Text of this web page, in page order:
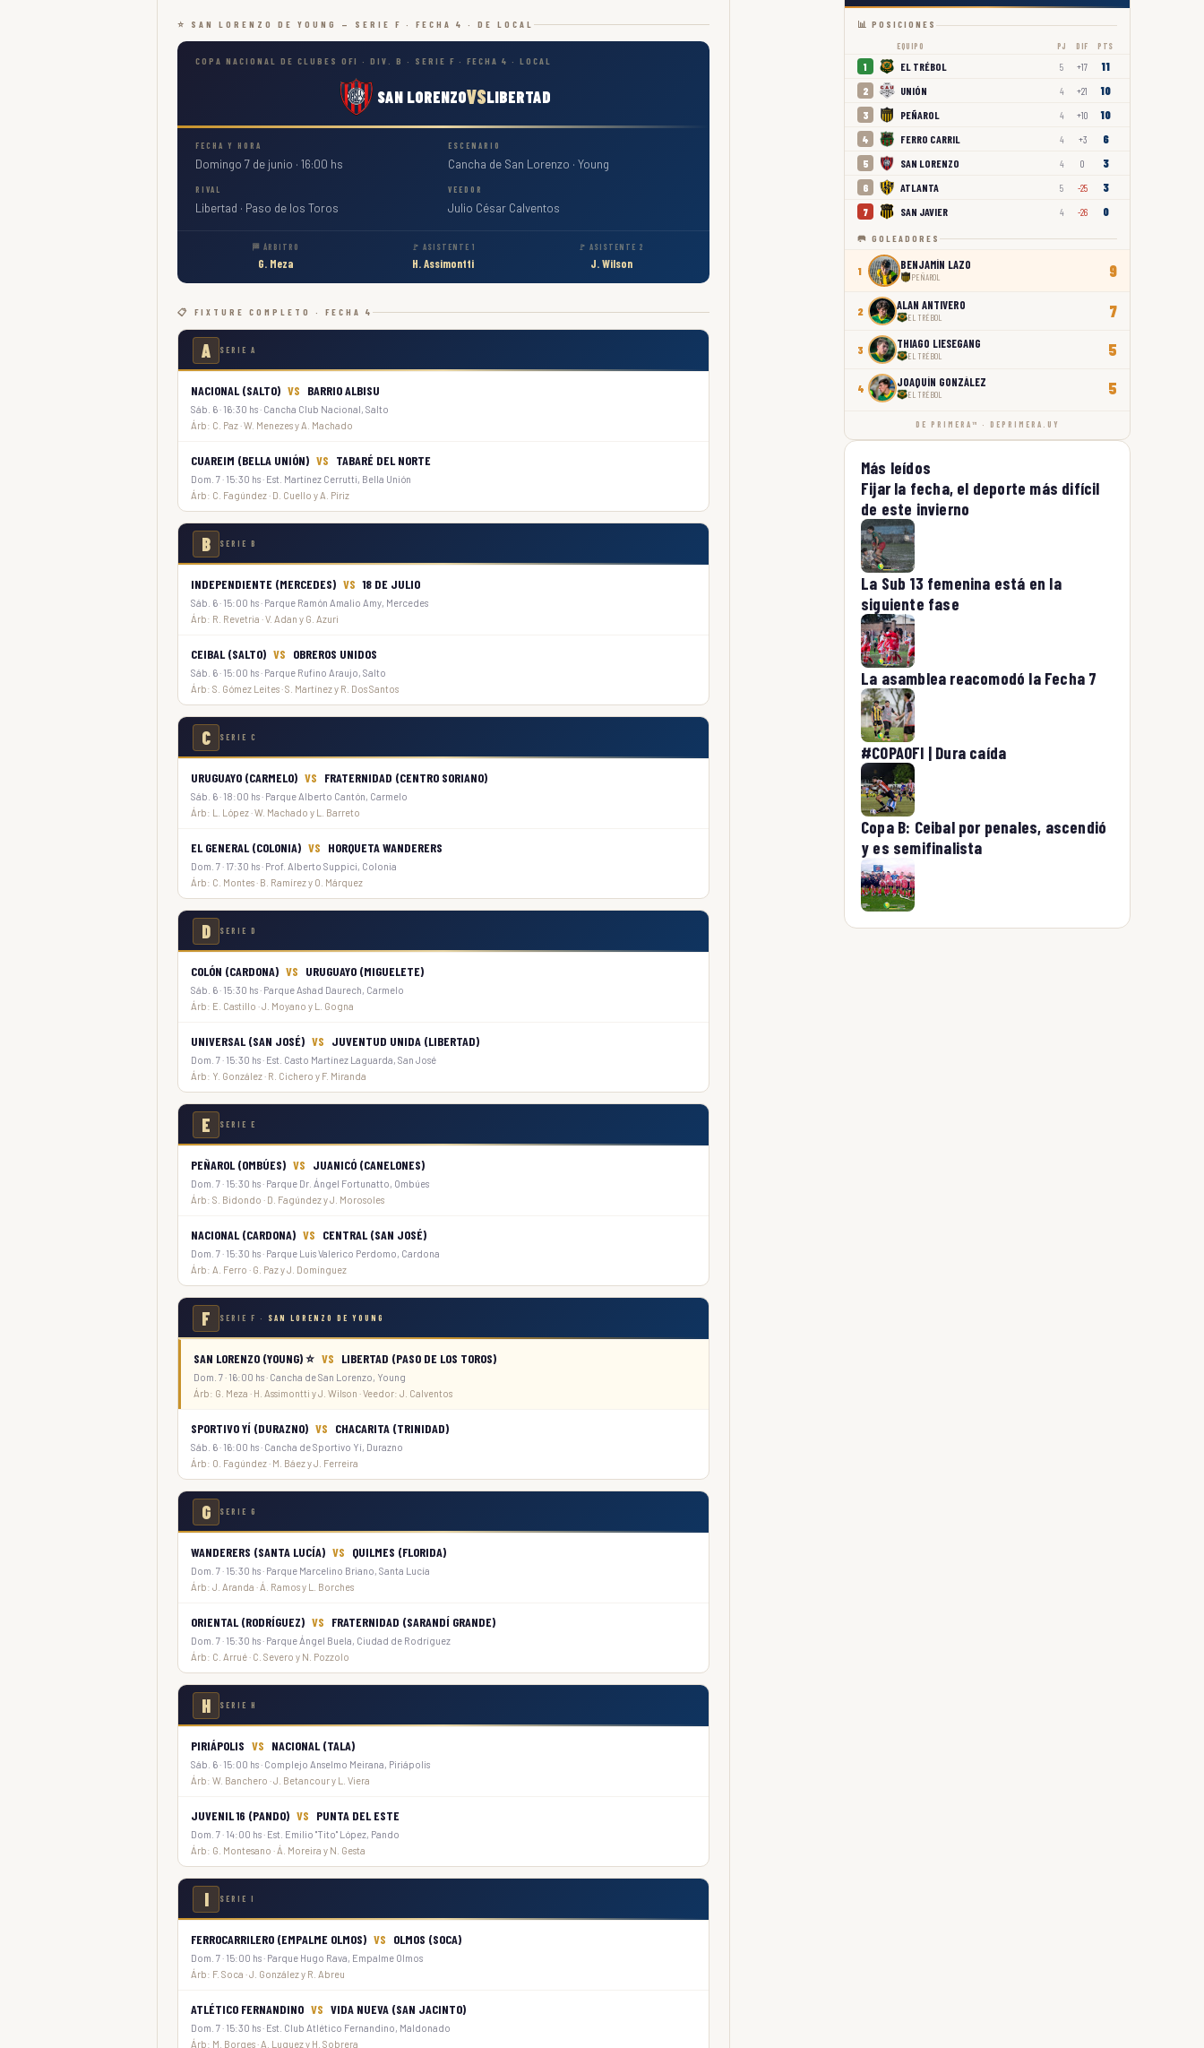
⭐ SAN LORENZO DE YOUNG — SERIE F · FECHA 4 · DE LOCAL
COPA NACIONAL DE CLUBES OFI · DIV. B · SERIE F · FECHA 4 · LOCAL
SAN LORENZOVSLIBERTAD
FECHA Y HORA
Domingo 7 de junio · 16:00 hs
ESCENARIO
Cancha de San Lorenzo · Young
RIVAL
Libertad · Paso de los Toros
VEEDOR
Julio César Calventos
🏁 ÁRBITRO
G. Meza
🚩 ASISTENTE 1
H. Assimontti
🚩 ASISTENTE 2
J. Wilson
📋 FIXTURE COMPLETO · FECHA 4
A SERIE A
NACIONAL (SALTO) VS BARRIO ALBISU
Sáb. 6 · 16:30 hs · Cancha Club Nacional, Salto
Árb: C. Paz · W. Menezes y A. Machado
CUAREIM (BELLA UNIÓN) VS TABARÉ DEL NORTE
Dom. 7 · 15:30 hs · Est. Martínez Cerrutti, Bella Unión
Árb: C. Fagúndez · D. Cuello y A. Píriz
B SERIE B
INDEPENDIENTE (MERCEDES) VS 18 DE JULIO
Sáb. 6 · 15:00 hs · Parque Ramón Amalio Amy, Mercedes
Árb: R. Revetria · V. Adan y G. Azuri
CEIBAL (SALTO) VS OBREROS UNIDOS
Sáb. 6 · 15:00 hs · Parque Rufino Araujo, Salto
Árb: S. Gómez Leites · S. Martínez y R. Dos Santos
C SERIE C
URUGUAYO (CARMELO) VS FRATERNIDAD (CENTRO SORIANO)
Sáb. 6 · 18:00 hs · Parque Alberto Cantón, Carmelo
Árb: L. López · W. Machado y L. Barreto
EL GENERAL (COLONIA) VS HORQUETA WANDERERS
Dom. 7 · 17:30 hs · Prof. Alberto Suppici, Colonia
Árb: C. Montes · B. Ramírez y O. Márquez
D SERIE D
COLÓN (CARDONA) VS URUGUAYO (MIGUELETE)
Sáb. 6 · 15:30 hs · Parque Ashad Daurech, Carmelo
Árb: E. Castillo · J. Moyano y L. Gogna
UNIVERSAL (SAN JOSÉ) VS JUVENTUD UNIDA (LIBERTAD)
Dom. 7 · 15:30 hs · Est. Casto Martínez Laguarda, San José
Árb: Y. González · R. Cichero y F. Miranda
E SERIE E
PEÑAROL (OMBÚES) VS JUANICÓ (CANELONES)
Dom. 7 · 15:30 hs · Parque Dr. Ángel Fortunatto, Ombúes
Árb: S. Bidondo · D. Fagúndez y J. Morosoles
NACIONAL (CARDONA) VS CENTRAL (SAN JOSÉ)
Dom. 7 · 15:30 hs · Parque Luis Valerico Perdomo, Cardona
Árb: A. Ferro · G. Paz y J. Domínguez
F SERIE F · SAN LORENZO DE YOUNG
SAN LORENZO (YOUNG) ⭐ VS LIBERTAD (PASO DE LOS TOROS)
Dom. 7 · 16:00 hs · Cancha de San Lorenzo, Young
Árb: G. Meza · H. Assimontti y J. Wilson · Veedor: J. Calventos
SPORTIVO YÍ (DURAZNO) VS CHACARITA (TRINIDAD)
Sáb. 6 · 16:00 hs · Cancha de Sportivo Yí, Durazno
Árb: O. Fagúndez · M. Báez y J. Ferreira
G SERIE G
WANDERERS (SANTA LUCÍA) VS QUILMES (FLORIDA)
Dom. 7 · 15:30 hs · Parque Marcelino Briano, Santa Lucía
Árb: J. Aranda · Á. Ramos y L. Borches
ORIENTAL (RODRÍGUEZ) VS FRATERNIDAD (SARANDÍ GRANDE)
Dom. 7 · 15:30 hs · Parque Ángel Buela, Ciudad de Rodríguez
Árb: C. Arrué · C. Severo y N. Pozzolo
H SERIE H
PIRIÁPOLIS VS NACIONAL (TALA)
Sáb. 6 · 15:00 hs · Complejo Anselmo Meirana, Piriápolis
Árb: W. Banchero · J. Betancour y L. Viera
JUVENIL 16 (PANDO) VS PUNTA DEL ESTE
Dom. 7 · 14:00 hs · Est. Emilio "Tito" López, Pando
Árb: G. Montesano · Á. Moreira y N. Gesta
I SERIE I
FERROCARRILERO (EMPALME OLMOS) VS OLMOS (SOCA)
Dom. 7 · 15:00 hs · Parque Hugo Rava, Empalme Olmos
Árb: F. Soca · J. González y R. Abreu
ATLÉTICO FERNANDINO VS VIDA NUEVA (SAN JACINTO)
Dom. 7 · 15:30 hs · Est. Club Atlético Fernandino, Maldonado
Árb: M. Borges · A. Luquez y H. Sobrera
📊 POSICIONES
EQUIPO PJ DIF PTS
1 EL TRÉBOL 5 +17 11
2 UNIÓN 4 +21 10
3 PEÑAROL 4 +10 10
4 FERRO CARRIL 4 +3 6
5 SAN LORENZO 4 0 3
6 ATLANTA 5 -25 3
7 SAN JAVIER 4 -26 0
🥅 GOLEADORES
1 BENJAMÍN LAZO
PEÑAROL 9
2 ALAN ANTIVERO
EL TRÉBOL 7
3 THIAGO LIESEGANG
EL TRÉBOL 5
4 JOAQUÍN GONZÁLEZ
EL TRÉBOL 5
DE PRIMERA™ · DEPRIMERA.UY
Más leídos
Fijar la fecha, el deporte más difícil
de este invierno
La Sub 13 femenina está en la
siguiente fase
La asamblea reacomodó la Fecha 7
#COPAOFI | Dura caída
Copa B: Ceibal por penales, ascendió
y es semifinalista